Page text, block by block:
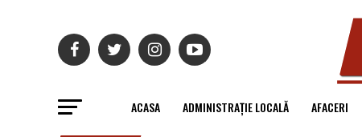
ACASA ADMINISTRAȚIE LOCALĂ AFACERI